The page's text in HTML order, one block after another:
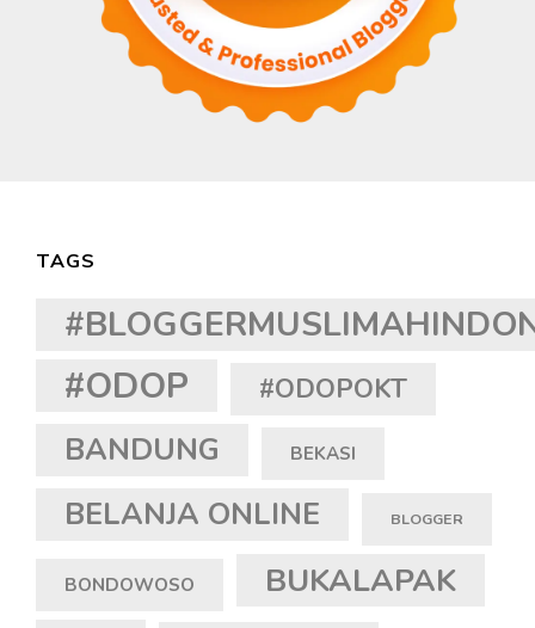
TAGS
#ODOP #ODOPOKT
BANDUNG BEKASI
BELANJA ONLINE BLOGGER
BONDOWOSO BUKALAPAK